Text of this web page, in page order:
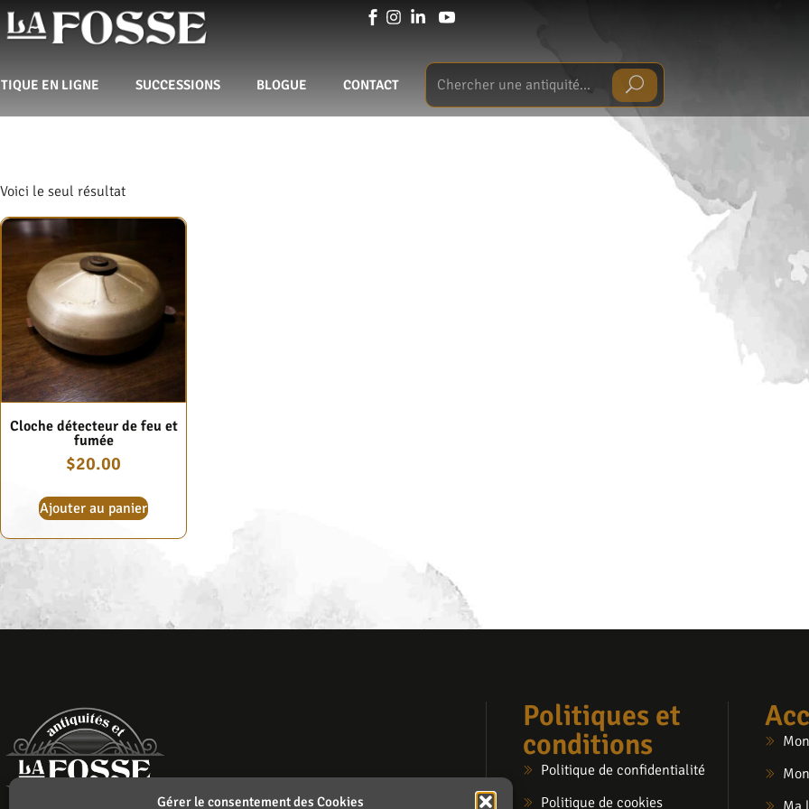
Gérer le consentement des Cookies
EN LIGNE SUCCESSIONS BLOGUE CONTACT
Voici le seul résultat
Cloche détecteur de feu et
fumée
$20.00
Ajouter au panier
Politiques et
conditions
Politique de confidentialité
Politique de cookies